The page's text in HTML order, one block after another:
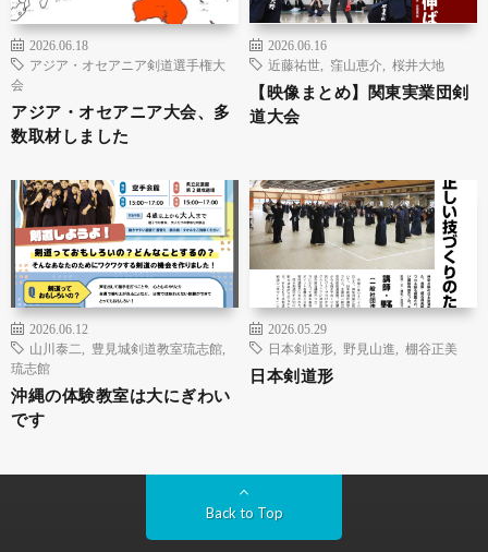
2026.06.18
アジア・オセアニア剣道選手権大
会
アジア・オセアニア大会、多
数取材しました
2026.06.16
近藤祐世
窪山恵介 桜井大地
【映像まとめ】関東実業団剣
道大会
2026.06.12
山川泰二
豊見城剣道教室琉志館
琉志館
沖縄の体験教室は大にぎわい
です
2026.05.29
日本剣道形
野見山進 棚谷正美
日本剣道形
Back to Top